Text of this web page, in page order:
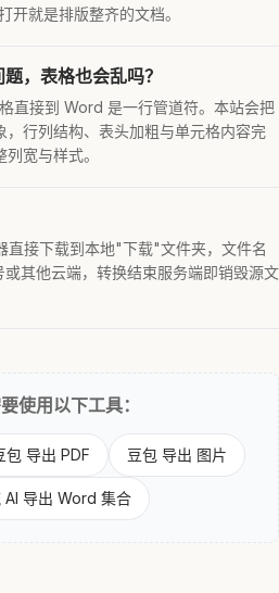
就是排版整齐的文档。
，表格也会乱吗？
直接到 Word 是一行管道符。本站会把
行列结构、表头加粗与单元格内容完
宽与样式。
接下载到本地"下载"文件夹，文件名
其他云端，转换结束服务端即销毁源文
使用以下工具：
包 导出 PDF 豆包 导出 图片
AI 导出 Word 集合